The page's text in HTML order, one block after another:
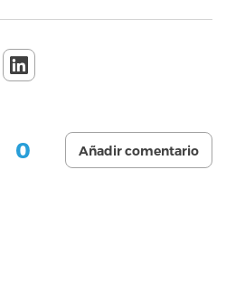
0 Añadir comentario